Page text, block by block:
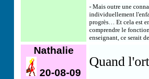
- Mais outre une
individuellement
progrès… Et cela est
comprendre le
enseignant, ce serait
Nathalie
20-08-09
Quand